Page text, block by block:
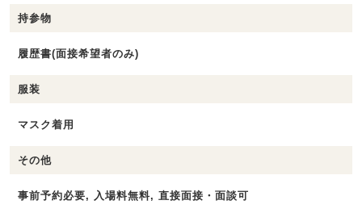
持参物
履歴書(面接希望者のみ)
服装
マスク着用
その他
事前予約必要, 入場料無料, 直接面接・面談可